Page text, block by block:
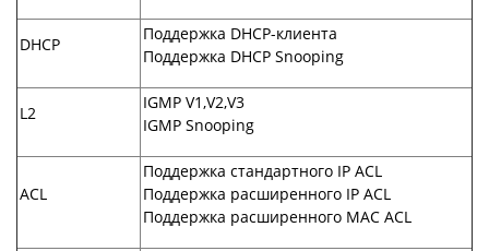
DHCP
Поддержка DHCP-клиента
Поддержка DHCP Snooping
L2
IGMP V1,V2,V3
IGMP Snooping
ACL
Поддержка стандартного IP ACL
Поддержка расширенного IP ACL
Поддержка расширенного MAC ACL